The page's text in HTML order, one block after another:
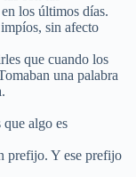
los últimos días.
sin afecto
que cuando los
una palabra
algo es
prefijo. Y ese prefijo